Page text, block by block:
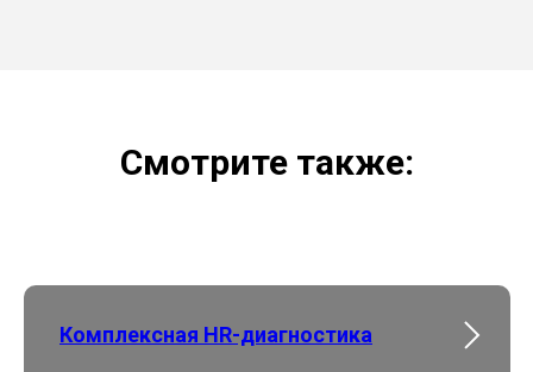
Смотрите также:
Комплексная HR-диагностика